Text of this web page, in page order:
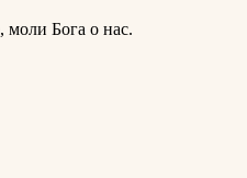
Бога о нас.